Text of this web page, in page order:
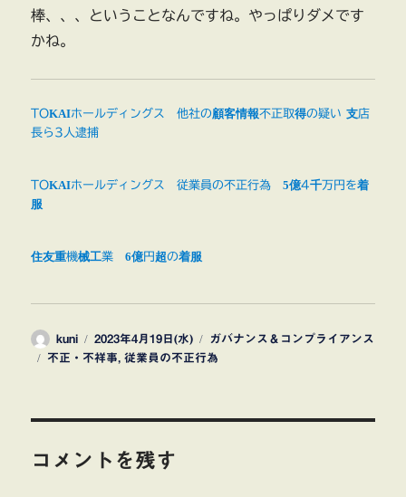
棒、、、ということなんですね。やっぱりダメです
かね。
TOKAIホールディングス 他社の顧客情報不正取得の疑い 支店
長ら3人逮捕
TOKAIホールディングス 従業員の不正行為 5億4千万円を着
服
住友重機械工業 6億円超の着服
投
稿
kuni
投
稿
2023年4月19日(水)
カ
テ
ガバナンス＆コンプライアンス
タ
不正・不祥事,従業員の不正行為
コメントを残す